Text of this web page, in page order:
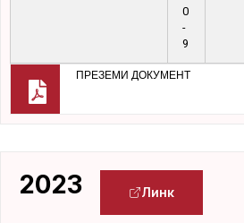
0
-
9
ПРЕЗЕМИ ДОКУМЕНТ
2023 Линк